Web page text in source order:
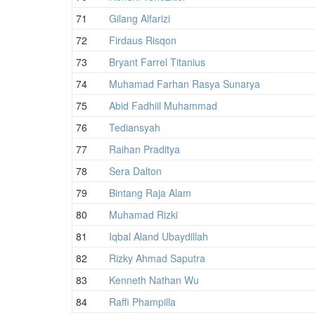
71
Gilang Alfarizi
72
Firdaus Risqon
73
Bryant Farrel Titanius
74
Muhamad Farhan Rasya Sunarya
75
Abid Fadhiil Muhammad
76
Tediansyah
77
Raihan Praditya
78
Sera Dalton
79
Bintang Raja Alam
80
Muhamad Rizki
81
Iqbal Aland Ubaydillah
82
Rizky Ahmad Saputra
83
Kenneth Nathan Wu
84
Raffi Phampilla